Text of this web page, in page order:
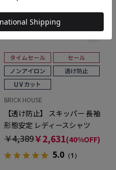
BRICK HOUSE
【透け防止】 スキッパー 長袖
形態安定 レディースシャツ
￥4,389￥2,631(40%OFF)
5.0 （1）